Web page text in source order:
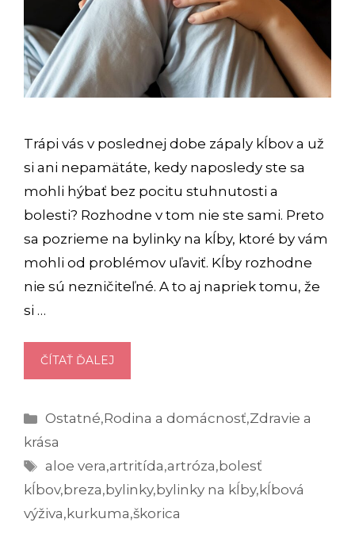
Trápi vás v poslednej dobe zápaly kĺbov a už
si ani nepamätáte, kedy naposledy ste sa
mohli hýbať bez pocitu stuhnutosti a
bolesti? Rozhodne v tom nie ste sami. Preto
sa pozrieme na bylinky na kĺby, ktoré by vám
mohli od problémov uľaviť. Kĺby rozhodne
nie sú nezničiteľné. A to aj napriek tomu, že
si …
ČÍTAŤ ĎALEJ
VÁS
A
TU
10
BYLINIEK,
Kategórie
Ostatné,Rodina a domácnosť,Zdravie a
krása
Značky
aloe vera,artritída,artróza,bolesť
kĺbov,breza,bylinky,bylinky na kĺby, kĺbová
výživa, kurkuma,škorica